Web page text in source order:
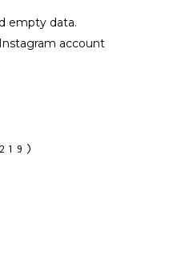
empty data.
account